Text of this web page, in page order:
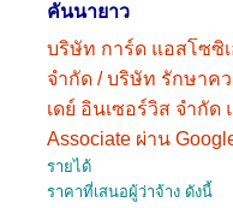
คันนายาว
บริษัท การ์ด แอสโซซิ
จำกัด / บริษัท รักษาค
เดย์ อินเซอร์วิส จำกัด
Associate ผ่าน
รายได้
ราคาที่เสนอผู้ว่าจ้าง ดังนี้